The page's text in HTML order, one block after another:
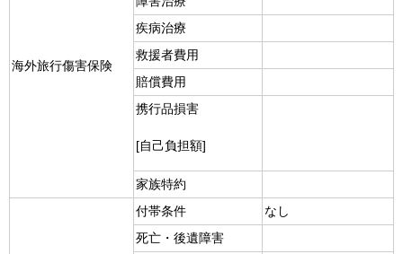
海外旅行傷害保険
疾病治療
救援者費用
賠償費用
携行品損害
[自己負担額]
家族特約
付帯条件
なし
死亡・後遺障害